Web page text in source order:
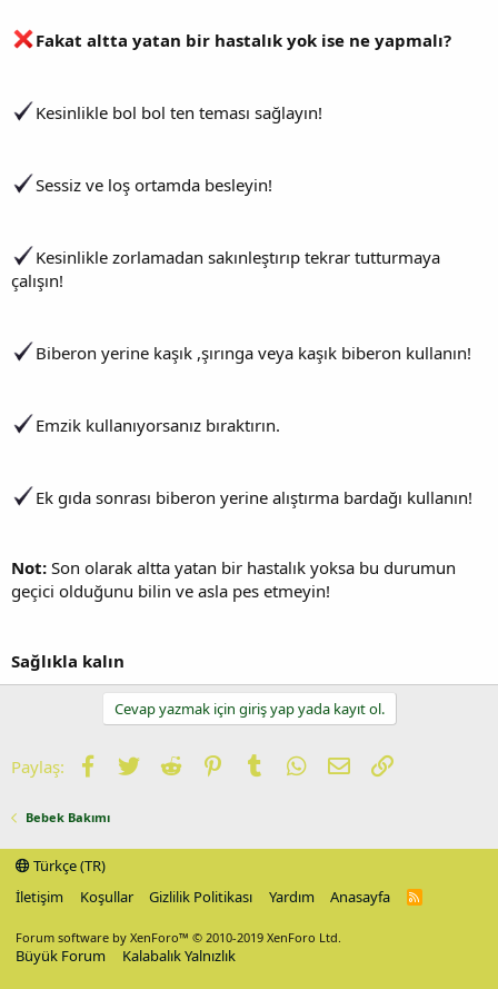
Fakat altta yatan bir hastalık yok ise ne yapmalı?
Kesinlikle bol bol ten teması sağlayın!
Sessiz ve loş ortamda besleyin!
Kesinlikle zorlamadan sakınleştırıp tekrar tutturmaya
çalışın!
Biberon yerine kaşık ,şırınga veya kaşık biberon kullanın!
Emzik kullanıyorsanız bıraktırın.
Ek gıda sonrası biberon yerine alıştırma bardağı kullanın!
Not: Son olarak altta yatan bir hastalık yoksa bu durumun
geçici olduğunu bilin ve asla pes etmeyin!
Sağlıkla kalın
Cevap yazmak için giriş yap yada kayıt ol.
Paylaş: Facebook
TwitterReddit PinterestTumblrWhatsApp
E-postaLink
Bebek Bakımı
Türkçe (TR)
İletişim
Koşullar Gizlilik Politikası Yardım Anasayfa
R
Forum software by XenForo™ © 2010-2019 XenForo Ltd.
Büyük Forum Kalabalık Yalnızlık